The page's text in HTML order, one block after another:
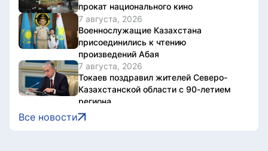
прокат национального кино
7 августа, 2026
Военнослужащие Казахстана
присоединились к чтению
произведений Абая
7 августа, 2026
Токаев поздравил жителей Северо-
Казахстанской области с 90-летием
региона
7 августа, 2026
Документы об ученых званиях будут
Все новости